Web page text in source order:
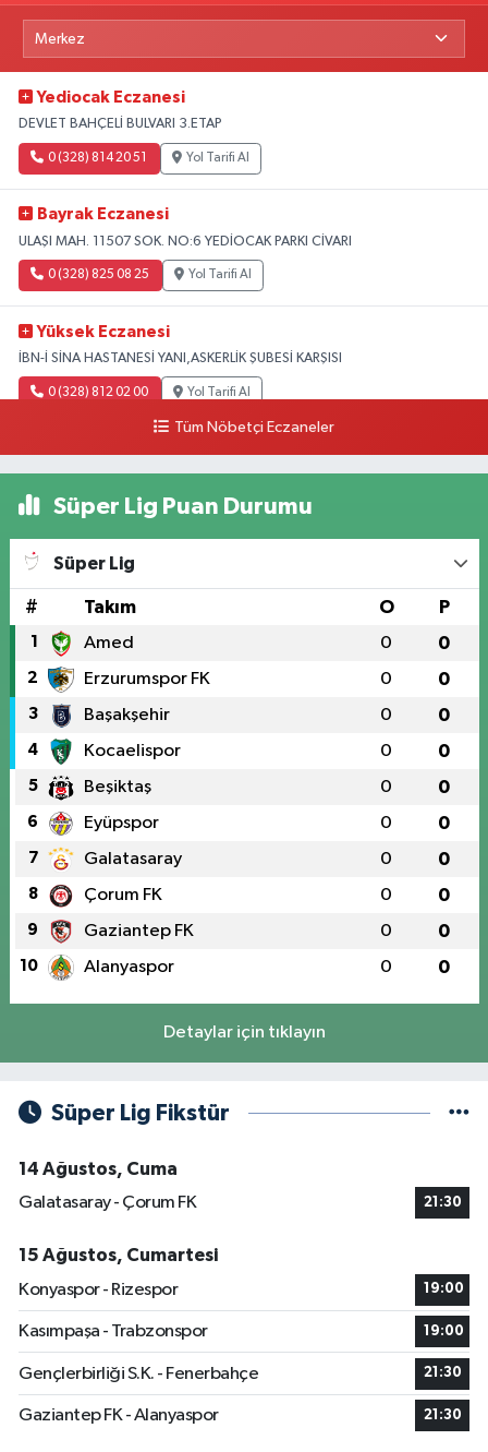
Yediocak Eczanesi
DEVLET BAHÇELİ BULVARI 3.ETAP
0 (328) 814 20 51 Yol Tarifi Al
Bayrak Eczanesi
ULAŞI MAH. 11507 SOK. NO:6 YEDİOCAK PARKI CİVARI
0 (328) 825 08 25 Yol Tarifi Al
Yüksek Eczanesi
İBN-İ SİNA HASTANESİ YANI,ASKERLİK ŞUBESİ KARŞISI
0 (328) 812 02 00 Yol Tarifi Al
Tüm Nöbetçi Eczaneler
Süper Lig Puan Durumu
Süper Lig
# Takım O P
1 Amed 0 0
2 Erzurumspor FK 0 0
3 Başakşehir 0 0
4 Kocaelispor 0 0
5 Beşiktaş 0 0
6 Eyüpspor 0 0
7 Galatasaray 0 0
8 Çorum FK 0 0
9 Gaziantep FK 0 0
10 Alanyaspor 0 0
Detaylar için tıklayın
Süper Lig Fikstür
14 Ağustos, Cuma
Galatasaray - Çorum FK
21:30
15 Ağustos, Cumartesi
Konyaspor - Rizespor
19:00
Kasımpaşa - Trabzonspor 19:00
Gençlerbirliği S.K. - Fenerbahçe 21:30
Gaziantep FK - Alanyaspor 21:30